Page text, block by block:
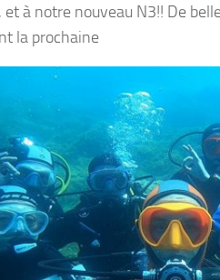
à notre nouveau N3!! De
la prochaine